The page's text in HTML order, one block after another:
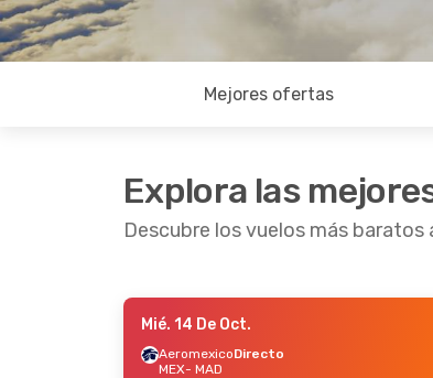
Mejores ofertas
Explora las
Descubre los vuelos más
- Jue. 8 De Oct.
Mié. 14 De Oct.
AeromexicoDirecto
MEX- MAD